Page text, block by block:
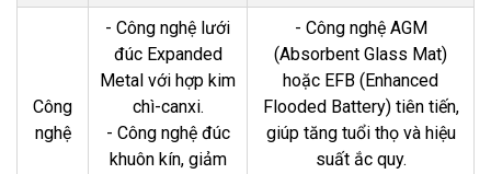
Công
nghệ
- Công nghệ lưới
đúc Expanded
Metal với hợp kim
chì-canxi.
- Công nghệ đúc
khuôn kín, giảm
- Công nghệ AGM
(Absorbent Glass Mat)
hoặc EFB (Enhanced
Flooded Battery) tiên tiến,
giúp tăng tuổi thọ và hiệu
suất ắc quy.